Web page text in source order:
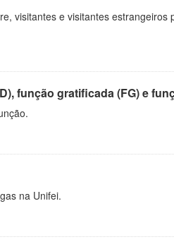
visitantes e visitantes estrangeiros
função gratificada (FG) e
na Unifei.